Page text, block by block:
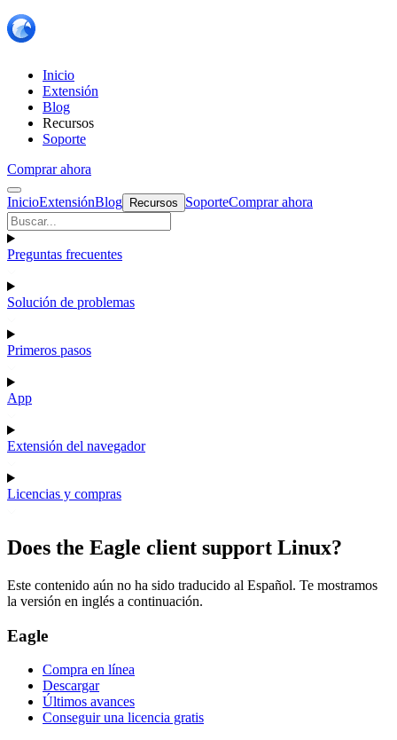
Inicio
Extensión
Blog
Recursos
Soporte
Comprar ahora
InicioExtensiónBlog Recursos SoporteComprar ahora
Preguntas frecuentes
Solución de problemas
Primeros pasos
App
Extensión del navegador
Licencias y compras
Does the Eagle client support Linux?
Este contenido aún no ha sido traducido al Español. Te mostramos
la versión en inglés a continuación.
Eagle
Compra en línea
Descargar
Últimos avances
Conseguir una licencia gratis